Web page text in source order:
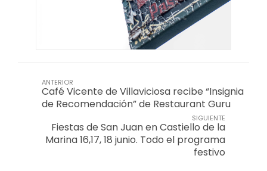
ANTERIOR
Café Vicente de Villaviciosa recibe “Insignia
de Recomendación” de Restaurant Guru
SIGUIENTE
Fiestas de San Juan en Castiello de la
Marina 16,17, 18 junio. Todo el programa
festivo